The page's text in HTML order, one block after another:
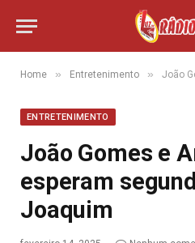
Home » Entretenimento » João
ENTRETENIMENTO
João Gomes e
esperam
Joaquim